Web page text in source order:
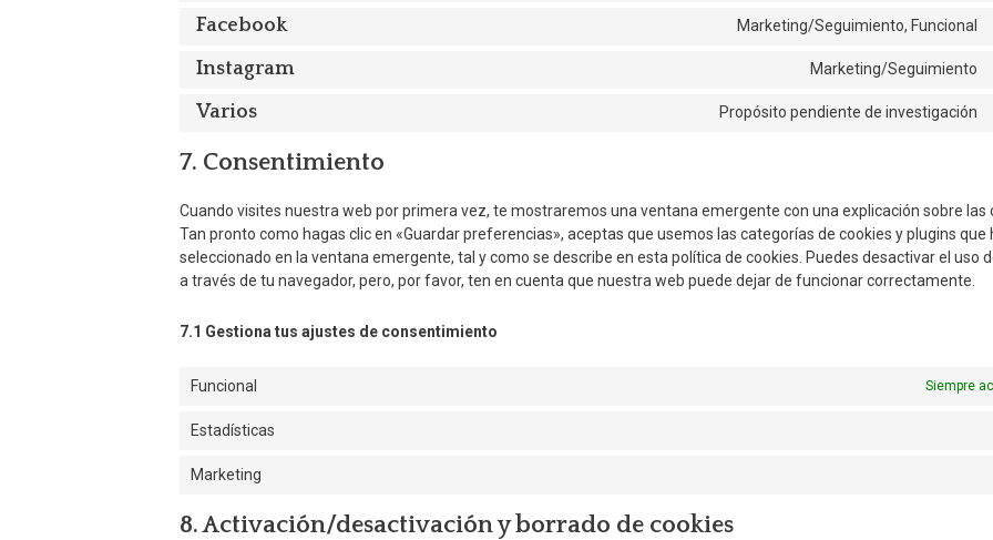
Facebook Marketing/Seguimiento, Funcional
Instagram Marketing/Seguimiento
Varios Propósito pendiente de investigación
7. Consentimiento
Cuando visites nuestra web por primera vez, te mostraremos una ventana emergente con una explicación sobre las
Tan pronto como hagas clic en «Guardar preferencias», aceptas que usemos las categorías de cookies y plugins que
seleccionado en la ventana emergente, tal y como se describe en esta política de cookies. Puedes desactivar el uso
a través de tu navegador, pero, por favor, ten en cuenta que nuestra web puede dejar de funcionar correctamente.
7.1 Gestiona tus ajustes de consentimiento
Funcional Siempre
Estadísticas
Marketing
8. Activación/desactivación y borrado de cookies